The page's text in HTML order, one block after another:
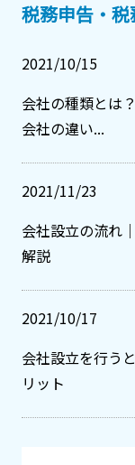
税務申告・
2021/10/15
会社の種類とは
会社の違い...
2021/11/23
会社設立の流れ
解説
2021/10/17
会社設立を行う
リット